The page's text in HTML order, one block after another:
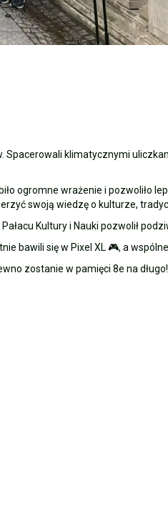
klimatycznymi
ogromne wrażenie i pozwoliło
swoją wiedzę o kulturze,
Kultury i Nauki pozwolił
bawili się w Pixel XL 🎮, a
zostanie w pamięci 8e na długo!